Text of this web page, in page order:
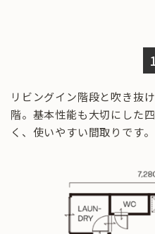
リビングイン階段と吹き抜
階。基本性能も大切にした
く、使いやすい間取りです。